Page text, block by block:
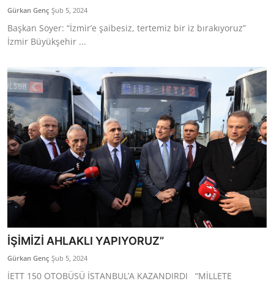
Gürkan Genç Şub 5, 2024
Başkan Soyer: “İzmir’e şaibesiz, tertemiz bir iz bırakıyoruz”
İzmir Büyükşehir ...
İŞİMİZİ AHLAKLI YAPIYORUZ”
Gürkan Genç Şub 5, 2024
İETT 150 OTOBÜSÜ İSTANBUL’A KAZANDIRDI “MİLLETE